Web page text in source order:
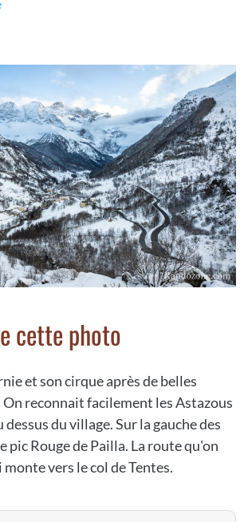
cette photo
et son cirque après de belles
On reconnait facilement les Astazous
du village. Sur la gauche des
pic Rouge de Pailla. La route qu'on
vers le col de Tentes.